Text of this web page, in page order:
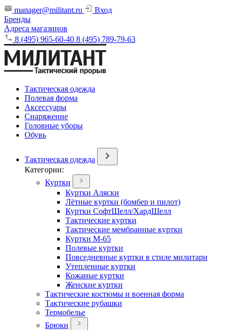
manager@militant.ru
Вход
Бренды
Адреса магазинов
8 (495) 965-60-40 8 (495) 789-79-63
Тактическая одежда
Полевая форма
Аксессуары
Снаряжение
Головные уборы
Обувь
Тактическая одежда
Категории:
Куртки
Куртки Аляски
Лётные куртки (бомбер и пилот)
Куртки СофтШелл/ХардШелл
Тактические куртки
Тактические мембранные куртки
Куртки М-65
Полевые куртки
Повседневные куртки в стиле милитари
Утепленные куртки
Кожаные куртки
Женские куртки
Тактические костюмы и военная форма
Тактические рубашки
Термобелье
Брюки